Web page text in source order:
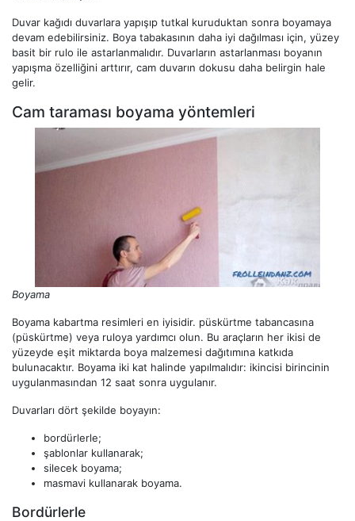
Duvar kağıdı duvarlara yapışıp tutkal kuruduktan sonra boyamaya
devam edebilirsiniz. Boya tabakasının daha iyi dağılması için, yüzey
basit bir rulo ile astarlanmalıdır. Duvarların astarlanması boyanın
yapışma özelliğini arttırır, cam duvarın dokusu daha belirgin hale
gelir.
Cam taraması boyama yöntemleri
Boyama
Boyama kabartma resimleri en iyisidir. püskürtme tabancasına
(püskürtme) veya ruloya yardımcı olun. Bu araçların her ikisi de
yüzeyde eşit miktarda boya malzemesi dağıtımına katkıda
bulunacaktır. Boyama iki kat halinde yapılmalıdır: ikincisi birincinin
uygulanmasından 12 saat sonra uygulanır.
Duvarları dört şekilde boyayın:
bordürlerle;
şablonlar kullanarak;
silecek boyama;
masmavi kullanarak boyama.
Bordürlerle